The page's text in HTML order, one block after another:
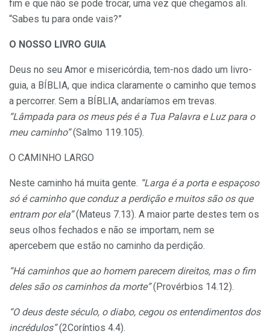
fim e que não se pode trocar, uma vez que chegamos ali.
“Sabes tu para onde vais?”
O NOSSO LIVRO GUIA
Deus no seu Amor e misericórdia, tem-nos dado um livro-
guia, a BÍBLIA, que indica claramente o caminho que temos
a percorrer. Sem a BÍBLIA, andaríamos em trevas.
“Lâmpada para os meus pés é a Tua Palavra e Luz para o
meu caminho”(Salmo 119.105).
O CAMINHO LARGO
Neste caminho há muita gente. “Larga é a porta e espaçoso
só é caminho que conduz a perdição e muitos são os que
entram por ela”(Mateus 7.13). A maior parte destes tem os
seus olhos fechados e não se importam, nem se
apercebem que estão no caminho da perdição.
“Há caminhos que ao homem parecem direitos, mas o fim
deles são os caminhos da morte”(Provérbios 14.12).
“O deus deste século, o diabo, cegou os entendimentos dos
incrédulos”(2Coríntios 4.4).